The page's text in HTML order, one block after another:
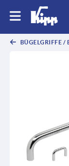
BÜGELGRIFFE /